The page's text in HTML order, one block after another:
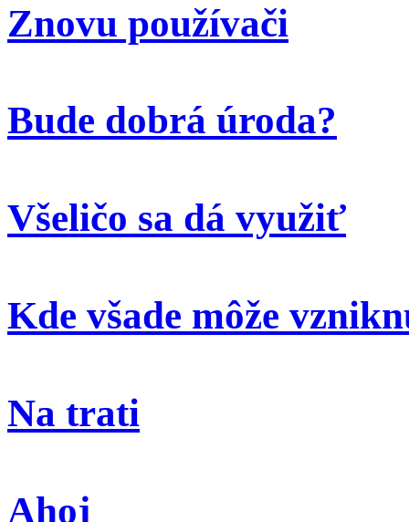
Znovu používači
Bude dobrá úroda?
Všeličo sa dá využiť
Kde všade môže
Na trati
Ahoj